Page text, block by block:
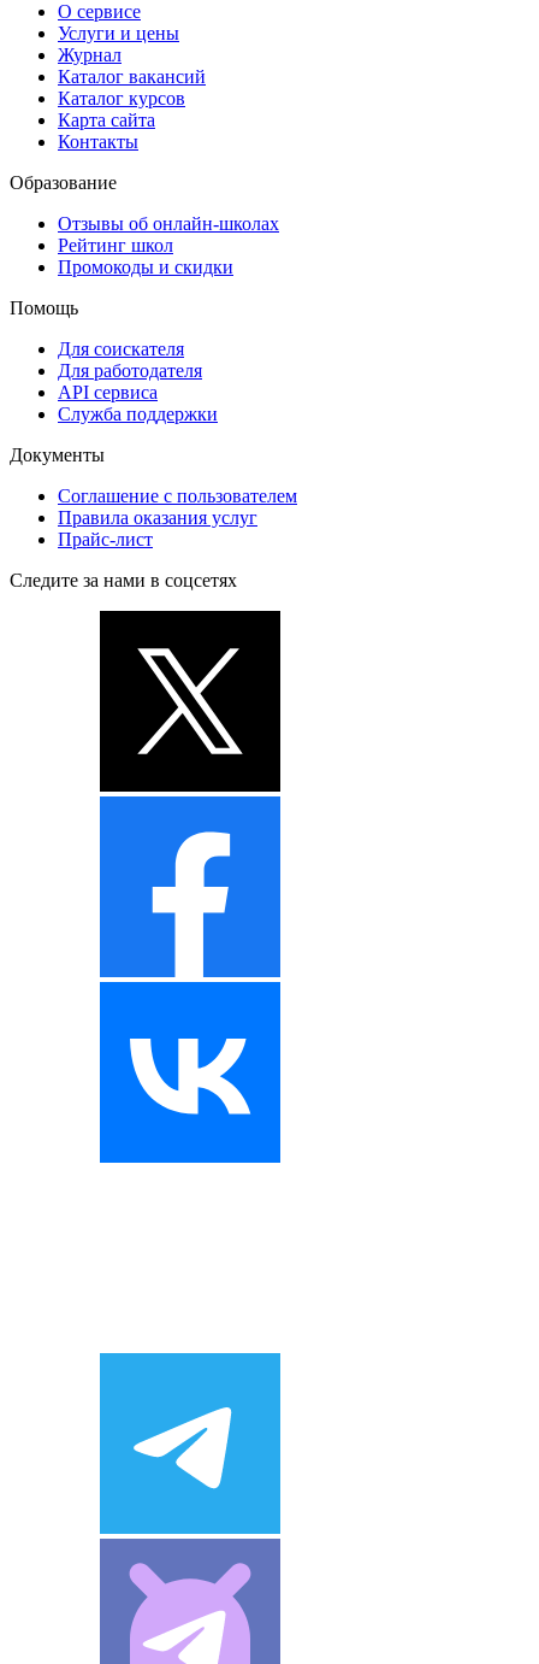
О сервисе
Услуги и цены
Журнал
Каталог вакансий
Каталог курсов
Карта сайта
Контакты
Образование
Отзывы об онлайн-школах
Рейтинг школ
Промокоды и скидки
Помощь
Для соискателя
Для работодателя
API сервиса
Служба поддержки
Документы
Соглашение с пользователем
Правила оказания услуг
Прайс-лист
Следите за нами в соцсетях